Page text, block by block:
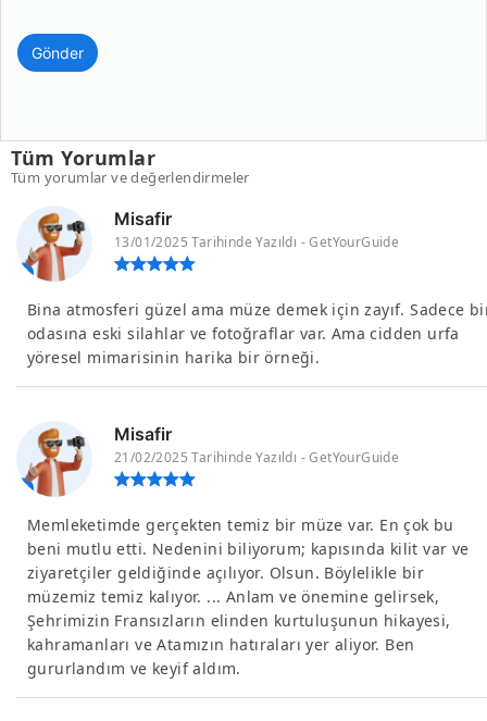
Gönder
Tüm Yorumlar
Tüm yorumlar ve değerlendirmeler
Misafir
13/01/2025 Tarihinde Yazıldı - GetYourGuide
Bina atmosferi güzel ama müze demek için zayıf. Sadece
odasına eski silahlar ve fotoğraflar var. Ama cidden urfa
yöresel mimarisinin harika bir örneği.
Misafir
21/02/2025 Tarihinde Yazıldı - GetYourGuide
Memleketimde gerçekten temiz bir müze var. En çok bu
beni mutlu etti. Nedenini biliyorum; kapısında kilit var ve
ziyaretçiler geldiğinde açılıyor. Olsun. Böylelikle bir
müzemiz temiz kalıyor. ... Anlam ve önemine gelirsek,
Şehrimizin Fransızların elinden kurtuluşunun hikayesi,
kahramanları ve Atamızın hatıraları yer aliyor. Ben
gururlandım ve keyif aldım.